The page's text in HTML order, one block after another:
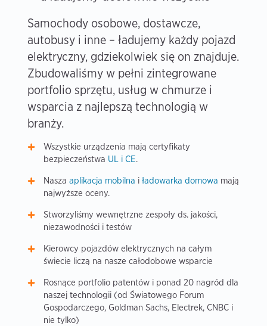
Samochody osobowe, dostawcze,
autobusy i inne – ładujemy każdy pojazd
elektryczny, gdziekolwiek się on znajduje.
Zbudowaliśmy w pełni zintegrowane
portfolio sprzętu, usług w chmurze i
wsparcia z najlepszą technologią w
branży.
Wszystkie urządzenia mają certyfikaty
bezpieczeństwa UL i CE.
Naszaaplikacja mobilna iładowarka domowa mają
najwyższe oceny.
Stworzyliśmy wewnętrzne zespoły ds. jakości,
niezawodności i testów
Kierowcy pojazdów elektrycznych na całym
świecie liczą na nasze całodobowe wsparcie
Rosnące portfolio patentów i ponad 20 nagród dla
naszej technologii (od Światowego Forum
Gospodarczego, Goldman Sachs, Electrek, CNBC i
nie tylko)